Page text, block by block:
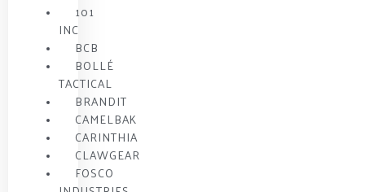
101
INC
BCB
BOLLÉ
TACTICAL
BRANDIT
CAMELBAK
CARINTHIA
CLAWGEAR
FOSCO